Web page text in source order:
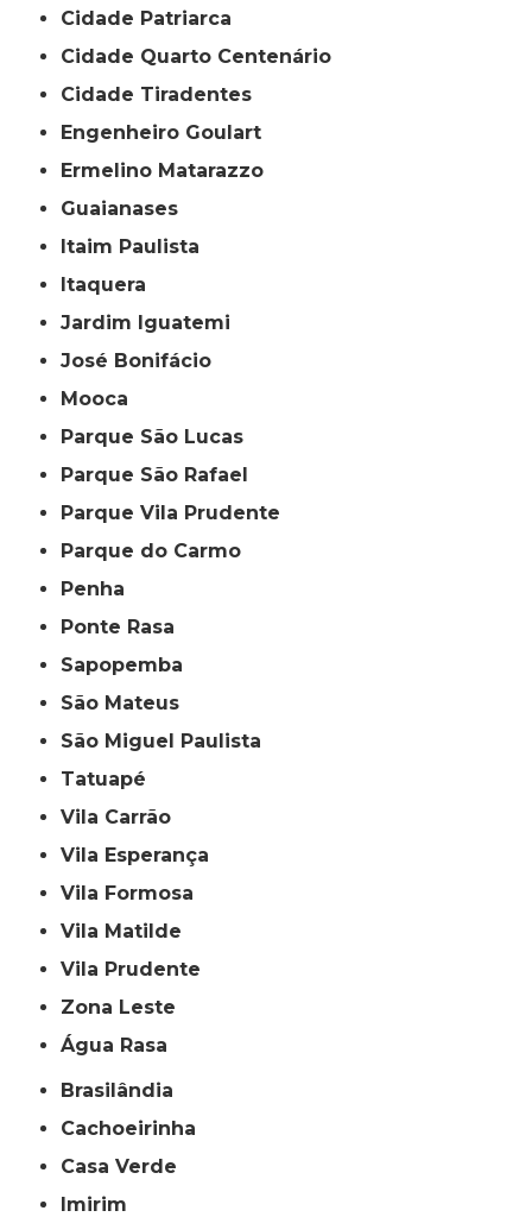
Cidade Patriarca
Cidade Quarto Centenário
Cidade Tiradentes
Engenheiro Goulart
Ermelino Matarazzo
Guaianases
Itaim Paulista
Itaquera
Jardim Iguatemi
José Bonifácio
Mooca
Parque São Lucas
Parque São Rafael
Parque Vila Prudente
Parque do Carmo
Penha
Ponte Rasa
Sapopemba
São Mateus
São Miguel Paulista
Tatuapé
Vila Carrão
Vila Esperança
Vila Formosa
Vila Matilde
Vila Prudente
Zona Leste
Água Rasa
Brasilândia
Cachoeirinha
Casa Verde
Imirim